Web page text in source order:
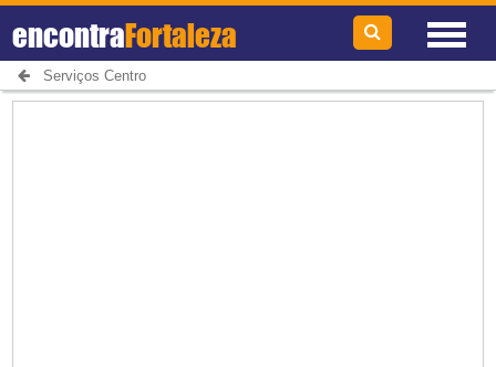
encontraFortaleza
Serviços Centro